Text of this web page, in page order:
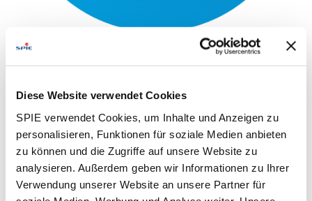
Diese Website verwendet Cookies
SPIE verwendet Cookies, um Inhalte und Anzeigen zu
personalisieren, Funktionen für soziale Medien anbieten
zu können und die Zugriffe auf unsere Website zu
analysieren. Außerdem geben wir Informationen zu Ihrer
Verwendung unserer Website an unsere Partner für